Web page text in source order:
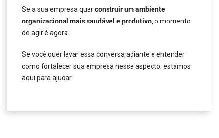
Se a sua empresa querconstruir um ambiente
organizacional mais saudável e produtivo,o momento
de agir é agora.
Se você quer levar essa conversa adiante e entender
como fortalecer sua empresa nesse aspecto, estamos
aqui para ajudar.